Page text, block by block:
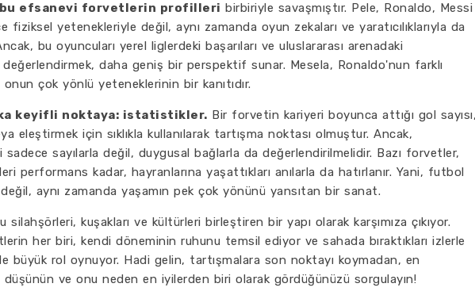
bu efsanevi forvetlerin profilleri birbiriyle savaşmıştır. Pele, Ronaldo, Messi
fiziksel yetenekleriyle değil, aynı zamanda oyun zekaları ve yaratıcılıklarıyla da
bu oyuncuları yerel liglerdeki başarıları ve uluslararası arenadaki
değerlendirmek, daha geniş bir perspektif sunar. Mesela, Ronaldo'nun farklı
onun çok yönlü yeteneklerinin bir kanıtıdır.
keyifli noktaya: istatistikler. Bir forvetin kariyeri boyunca attığı gol
eleştirmek için sıklıkla kullanılarak tartışma noktası olmuştur. Ancak,
sadece sayılarla değil, duygusal bağlarla da değerlendirilmelidir. Bazı forvetler,
performans kadar, hayranlarına yaşattıkları anılarla da hatırlanır. Yani, futbol
aynı zamanda yaşamın pek çok yönünü yansıtan bir sanat.
kuşakları ve kültürleri birleştiren bir yapı olarak karşımıza çıkıyor.
her biri, kendi döneminin ruhunu temsil ediyor ve sahada bıraktıkları izlerle
büyük rol oynuyor. Hadi gelin, tartışmalara son noktayı koymadan, en
ve onu neden en iyilerden biri olarak gördüğünüzü sorgulayın!